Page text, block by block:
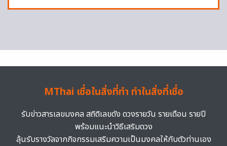
MThai เชื่อในสิ่งที่ทำ ทำในสิ่งที่เชื่อ
รับข่าวสารเลขมงคล สถิติเลขดัง ดวงรายวัน รายเดือน รายปี
พร้อมแนะนำวิธีเสริมดวง
ลุ้นรับรางวัลจากกิจกรรมเสริมความเป็นมงคลให้กับตัวท่านเอง